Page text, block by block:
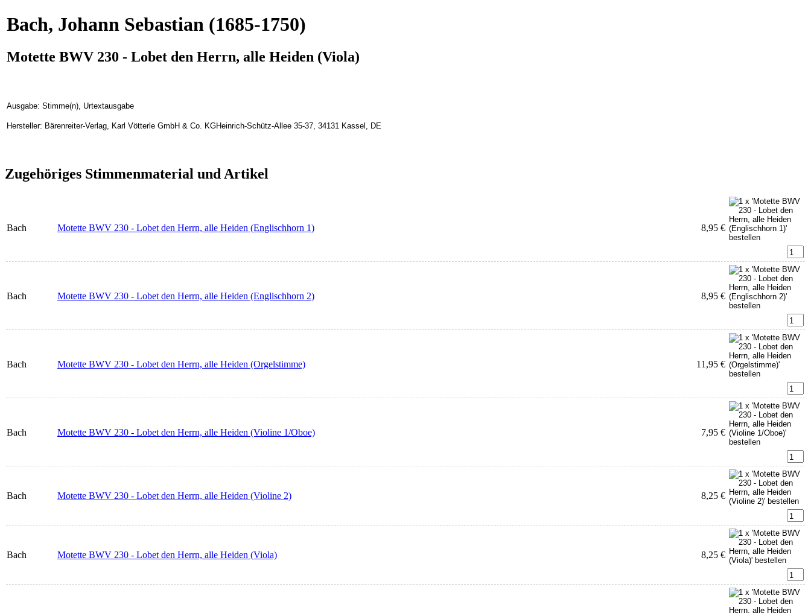
Bach, Johann Sebastian (1685-1750)
Motette BWV 230 - Lobet den Herrn, alle Heiden (Viola)
Ausgabe: Stimme(n), Urtextausgabe
Hersteller: Bärenreiter-Verlag, Karl Vötterle GmbH & Co. KGHeinrich-Schütz-Allee 35-37, 34131 Kassel, DE
Zugehöriges Stimmenmaterial und Artikel
Bach Motette BWV 230 - Lobet den Herrn, alle Heiden (Englischhorn 1) 8,95 €
Bach Motette BWV 230 - Lobet den Herrn, alle Heiden (Englischhorn 2) 8,95 €
Bach Motette BWV 230 - Lobet den Herrn, alle Heiden (Orgelstimme) 11,95 €
Bach Motette BWV 230 - Lobet den Herrn, alle Heiden (Violine 1/Oboe) 7,95 €
Bach Motette BWV 230 - Lobet den Herrn, alle Heiden (Violine 2) 8,25 €
Bach Motette BWV 230 - Lobet den Herrn, alle Heiden (Viola) 8,25 €